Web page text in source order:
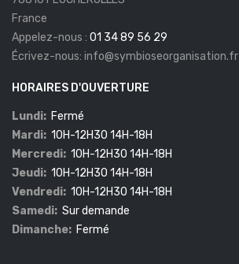
France
Appelez-nous : 01 34 89 56 29
Écrivez-nous: info@symbioseorganisation.fr
HORAIRES D'OUVERTURE
Lundi: Fermé
Mardi: 10H-12H30 14H-18H
Mercredi: 10H-12H30 14H-18H
Jeudi: 10H-12H30 14H-18H
Vendredi: 10H-12H30 14H-18H
Samedi: Sur demande
Dimanche: Fermé